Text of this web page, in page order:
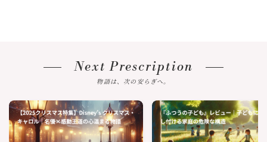
Next Prescription
物語は、次の安らぎへ。